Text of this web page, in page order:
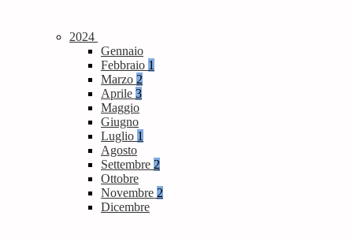
2024
Gennaio
Febbraio 1
Marzo 2
Aprile 3
Maggio
Giugno
Luglio 1
Agosto
Settembre 2
Ottobre
Novembre 2
Dicembre